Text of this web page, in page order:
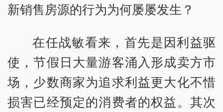
新销售房源的行为为何屡屡发生？
在任战敏看来，首先是因利益驱
使，节假日大量游客涌入形成卖方市
场，少数商家为追求利益更大化不惜
损害已经预定的消费者的权益。其次